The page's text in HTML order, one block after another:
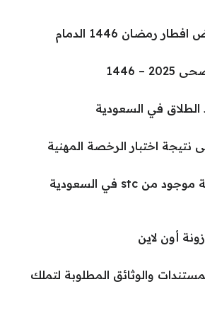
رمضان 1446 الدمام
– 1446
الطلاق في السعودية
نتيجة اختبار الرخصة المهنية
طريقة تفعيل خدمة موجود من stc في السعودية
أون لاين
والوثائق المطلوبة لتملك